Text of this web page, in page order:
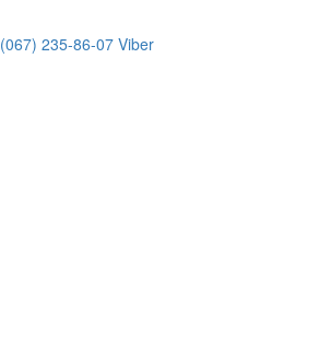
(067) 235-86-07 Viber